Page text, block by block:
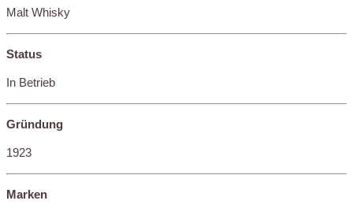
Malt Whisky
Status
In Betrieb
Gründung
1923
Marken